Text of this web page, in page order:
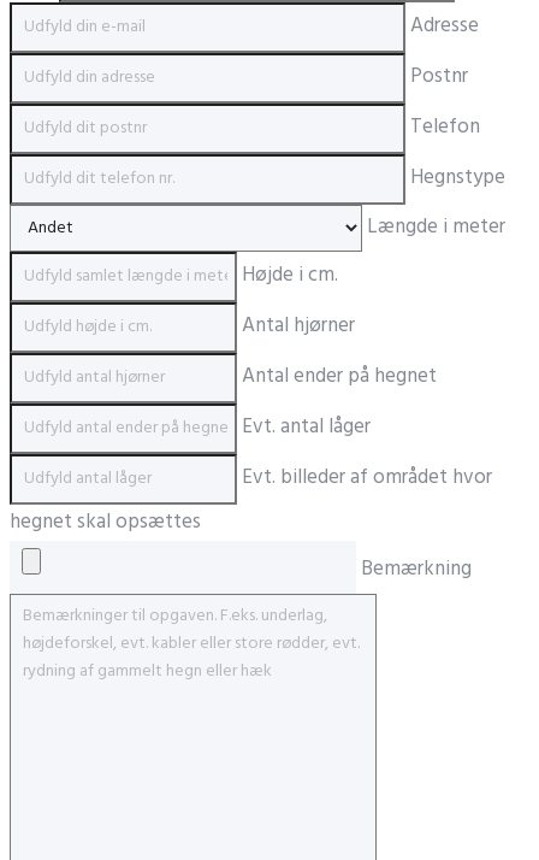
Adresse
Postnr
Telefon
Hegnstype
Længde i meter
Højde i cm.
Antal hjørner
Antal ender på hegnet
Evt. antal låger
Evt. billeder af området hvor
hegnet skal opsættes
Bemærkning